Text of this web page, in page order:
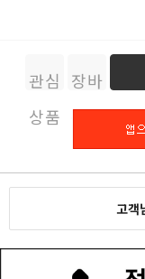
관심
상품
장바
구니
고객